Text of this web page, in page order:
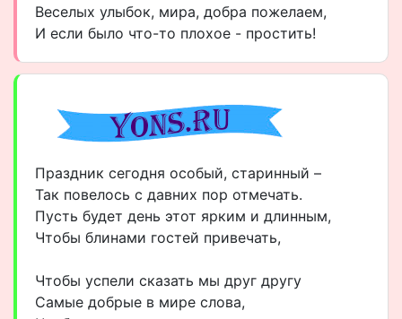
Веселых улыбок, мира, добра пожелаем,
И если было что-то плохое - простить!
Праздник сегодня особый, старинный –
Так повелось с давних пор отмечать.
Пусть будет день этот ярким и длинным,
Чтобы блинами гостей привечать,
Чтобы успели сказать мы друг другу
Самые добрые в мире слова,